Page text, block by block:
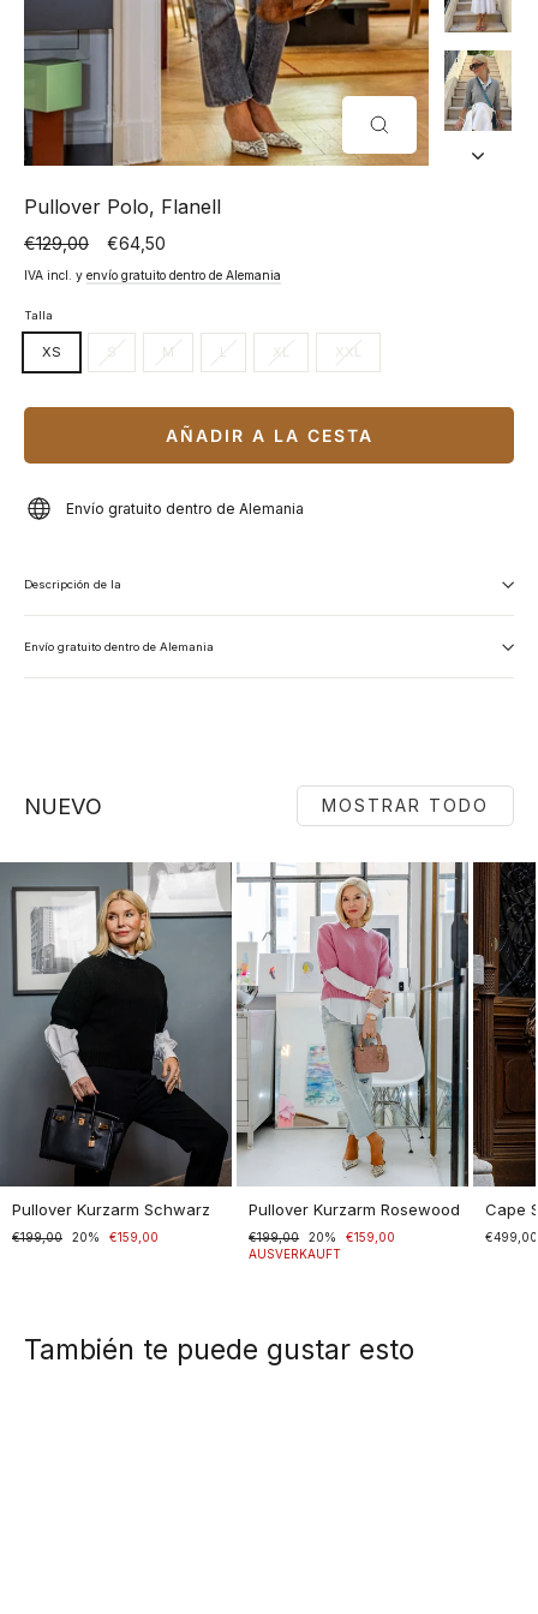
CERRAR
(ESC)
Pullover Polo, Flanell
Precio
normal
€129,00
Precio
especial
€64,50
IVA incl. y envío gratuito dentro de Alemania
Talla
XS S M L XL XXL
AÑADIR A LA CESTA
Envío gratuito dentro de Alemania
Descripción de la
Envío gratuito dentro de Alemania
NUEVO MOSTRAR TODO
Pullover Kurzarm Schwarz
Normaler
€199,00
Sonderpreis20% €159,00
Pullover Kurzarm Rosewood
Normaler
Preis
€199,00
Sonderpreis20%
€159,00
AUSVERKAUFT
Cape
€499,00
También te puede gustar esto